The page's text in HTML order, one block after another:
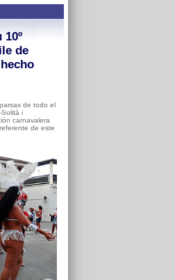
de
de todo el
i
carnavalera
de este